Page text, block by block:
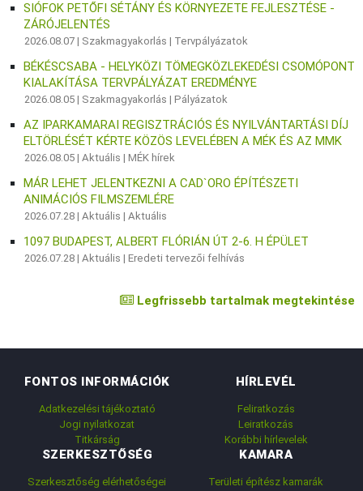
SIÓFOK PETŐFI SÉTÁNY ÉS KÖRNYEZETE FEJLESZTÉSE -
ZÁRÓJELENTÉS
2026.08.07 | Szakmagyakorlás | Tervpályázatok
BÉKÉSCSABA - HELYKÖZI TÖMEGKÖZLEKEDÉSI CSOMÓPONT
KIALAKÍTÁSA TERVPÁLYÁZAT EREDMÉNYE
2026.08.05 | Szakmagyakorlás |Pályázatok
AZ IPARKAMARAI REGISZTRÁCIÓS ÉS NYILVÁNTARTÁSI DÍJ
ELTÖRLÉSÉT KÉRTE KÖZÖS LEVELÉBEN A MÉK ÉS AZ MMK
2026.08.05 |Aktuális |MÉK hírek
MÁR LEHET JELENTKEZNI A CAD`ORO ÉPÍTÉSZETI
ANIMÁCIÓS FILMSZEMLÉRE
2026.07.28 |Aktuális |Aktuális
1097 BUDAPEST, ALBERT FLÓRIÁN ÚT 2-6. H ÉPÜLET
2026.07.28 |Aktuális |Eredeti tervezői felhívás
Legfrissebb tartalmak megtekintése
FONTOS INFORMÁCIÓK
Adatkezelési tájékoztató
Jogi nyilatkozat
Titkárság
HÍRLEVÉL
Feliratkozás
Leiratkozás
Korábbi hírlevelek
SZERKESZTŐSÉG
Szerkesztőség elérhetőségei
KAMARA
Területi építész kamarák